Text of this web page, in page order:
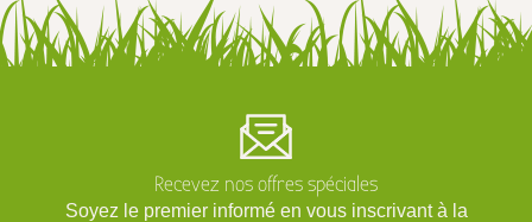
Recevez nos offres spéciales
Soyez le premier informé en vous inscrivant à la